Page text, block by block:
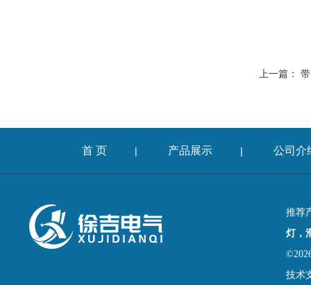
上一篇：
首 页 | 产品展示 | 公司介
推荐
灯，
技术